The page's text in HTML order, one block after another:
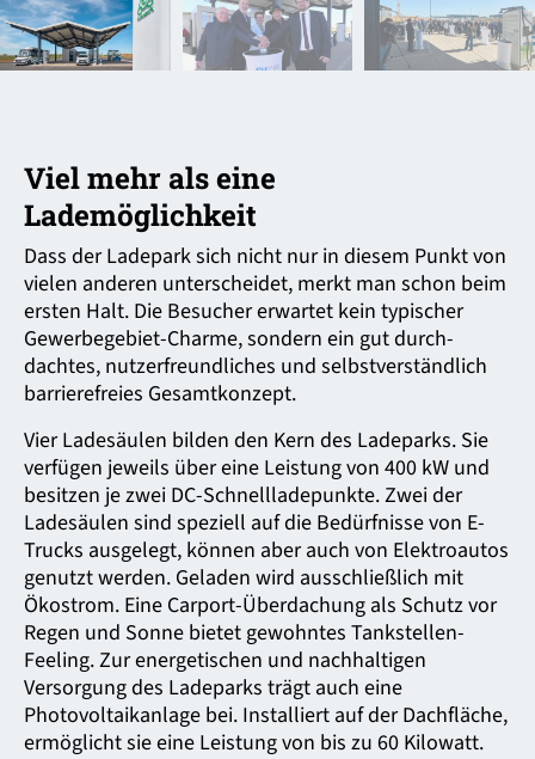
Viel mehr als eine
Lademöglichkeit
Dass der Ladepark sich nicht nur in diesem Punkt von
vielen anderen unter­scheidet, merkt man schon beim
ersten Halt. Die Besucher erwartet kein typischer
Gewerbegebiet-Charme, sondern ein gut durch­
dachtes, nutzer­freundliches und selbst­verständlich
barriere­freies Gesamt­konzept.
Vier Ladesäulen bilden den Kern des Ladeparks. Sie
verfügen jeweils über eine Leistung von 400 kW und
besitzen je zwei DC-Schnell­ladepunkte. Zwei der
Ladesäulen sind speziell auf die Bedürfnisse von E-
Trucks ausgelegt, können aber auch von Elektro­autos
genutzt werden. Geladen wird ausschließlich mit
Ökostrom. Eine Carport-Überdachung als Schutz vor
Regen und Sonne bietet gewohntes Tankstellen-
Feeling. Zur energe­tischen und nach­haltigen
Versorgung des Ladeparks trägt auch eine
Photovoltaik­anlage bei. Installiert auf der Dachfläche,
ermöglicht sie eine Leistung von bis zu 60 Kilowatt.